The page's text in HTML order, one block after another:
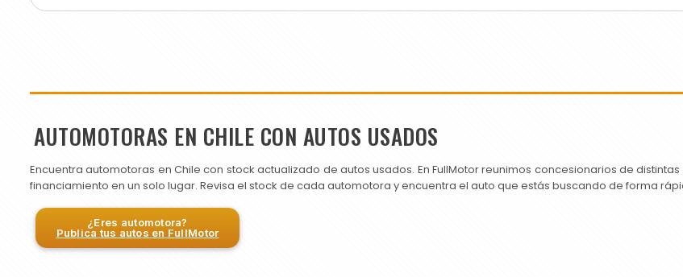
AUTOMOTORAS EN CHILE CON AUTOS USADOS
Encuentra automotoras en Chile con stock actualizado de autos usados. En FullMotor reunimos concesionarios de
financiamiento en un solo lugar. Revisa el stock de cada automotora y encuentra el auto que estás buscando de forma
¿Eres automotora?
Publica tus autos en FullMotor